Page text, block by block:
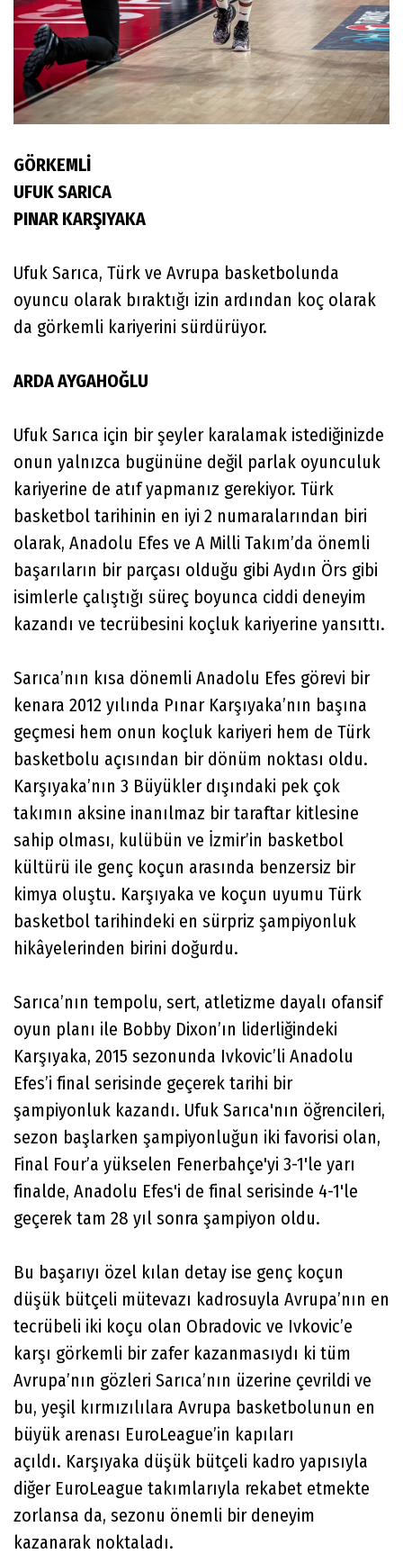
GÖRKEMLİ
UFUK SARICA
PINAR KARŞIYAKA
Ufuk Sarıca, Türk ve Avrupa basketbolunda
oyuncu olarak bıraktığı izin ardından koç olarak
da görkemli kariyerini sürdürüyor.
ARDA AYGAHOĞLU
Ufuk Sarıca için bir şeyler karalamak istediğinizde
onun yalnızca bugününe değil parlak oyunculuk
kariyerine de atıf yapmanız gerekiyor. Türk
basketbol tarihinin en iyi 2 numaralarından biri
olarak, Anadolu Efes ve A Milli Takım’da önemli
başarıların bir parçası olduğu gibi Aydın Örs gibi
isimlerle çalıştığı süreç boyunca ciddi deneyim
kazandı ve tecrübesini koçluk kariyerine yansıttı.
Sarıca’nın kısa dönemli Anadolu Efes görevi bir
kenara 2012 yılında Pınar Karşıyaka’nın başına
geçmesi hem onun koçluk kariyeri hem de Türk
basketbolu açısından bir dönüm noktası oldu.
Karşıyaka’nın 3 Büyükler dışındaki pek çok
takımın aksine inanılmaz bir taraftar kitlesine
sahip olması, kulübün ve İzmir’in basketbol
kültürü ile genç koçun arasında benzersiz bir
kimya oluştu. Karşıyaka ve koçun uyumu Türk
basketbol tarihindeki en sürpriz şampiyonluk
hikâyelerinden birini doğurdu.
Sarıca’nın tempolu, sert, atletizme dayalı ofansif
oyun planı ile Bobby Dixon’ın liderliğindeki
Karşıyaka, 2015 sezonunda Ivkovic’li Anadolu
Efes’i final serisinde geçerek tarihi bir
şampiyonluk kazandı. Ufuk Sarıca'nın öğrencileri,
sezon başlarken şampiyonluğun iki favorisi olan,
Final Four’a yükselen Fenerbahçe'yi 3-1'le yarı
finalde, Anadolu Efes'i de final serisinde 4-1'le
geçerek tam 28 yıl sonra şampiyon oldu.
Bu başarıyı özel kılan detay ise genç koçun
düşük bütçeli mütevazı kadrosuyla Avrupa’nın en
tecrübeli iki koçu olan Obradovic ve Ivkovic’e
karşı görkemli bir zafer kazanmasıydı ki tüm
Avrupa’nın gözleri Sarıca’nın üzerine çevrildi ve
bu, yeşil kırmızılılara Avrupa basketbolunun en
büyük arenası EuroLeague’in kapıları
açıldı. Karşıyaka düşük bütçeli kadro yapısıyla
diğer EuroLeague takımlarıyla rekabet etmekte
zorlansa da, sezonu önemli bir deneyim
kazanarak noktaladı.